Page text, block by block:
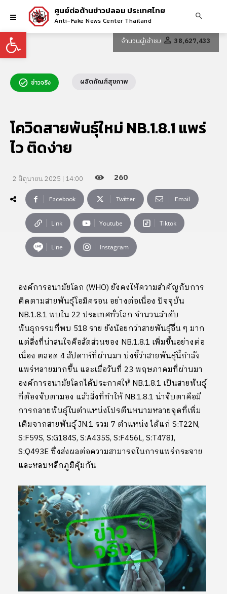
Open toolbar
ศูนย์ต่อต้านข่าวปลอม ประเทศไทย
Anti-Fake News Center Thailand
จำนวนผู้เข้าชม 38,627,433
ข่าวจริง ผลิตภัณฑ์สุขภาพ
โควิดสายพันธุ์ใหม่ NB.1.8.1 แพร่
ไว ติดง่าย
2 มิถุนายน 2025 | 14:00 260
Facebook Twitter Email
Link Youtube Tiktok
Line Instagram
องค์การอนามัยโลก (WHO) ยังคงให้ความสำคัญกับการ
ติดตามสายพันธุ์โอมิครอน อย่างต่อเนื่อง ปัจจุบัน
NB.1.8.1 พบใน 22 ประเทศทั่วโลก จำนวนลำดับ
พันธุกรรมที่พบ 518 ราย ยังน้อยกว่าสายพันธุ์อื่น ๆ มาก
แต่สิ่งที่น่าสนใจคือสัดส่วนของ NB.1.8.1 เพิ่มขึ้นอย่างต่อ
เนื่อง ตลอด 4 สัปดาห์ที่ผ่านมา บ่งชี้ว่าสายพันธุ์นี้กำลัง
แพร่หลายมากขึ้น และเมื่อวันที่ 23 พฤษภาคมที่ผ่านมา
องค์การอนามัยโลกได้ประกาศให้ NB.1.8.1 เป็นสายพันธุ์
ที่ต้องจับตามอง แล้วสิ่งที่ทำให้ NB.1.8.1 น่าจับตาคือมี
การกลายพันธุ์ในตำแหน่งโปรตีนหนามหลายจุดที่เพิ่ม
เติมจากสายพันธุ์ JN.1 รวม 7 ตำแหน่ง ได้แก่ S:T22N,
S:F59S, S:G184S, S:A435S, S:F456L, S:T478I,
S:Q493E ซึ่งส่งผลต่อความสามารถในการแพร่กระจาย
และหลบหลีกภูมิคุ้มกัน